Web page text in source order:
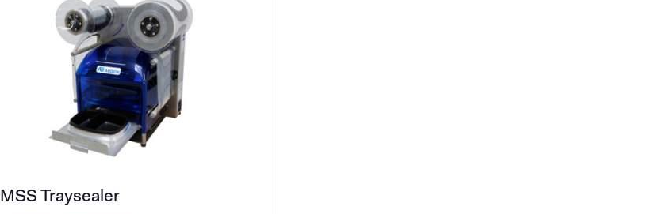
MSS Traysealer